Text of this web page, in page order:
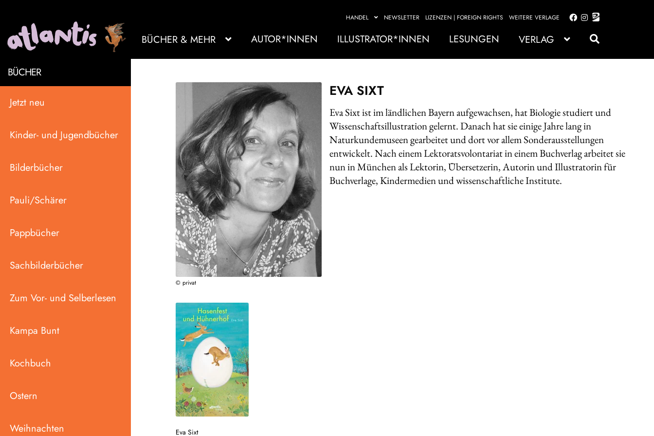
HANDEL NEWSLETTER LIZENZEN | FOREIGN RIGHTS WEITERE VERLAGE
Zur
springen
Zum
springen
BÜCHER & MEHR AUTOR*INNEN ILLUSTRATOR*INNEN LESUNGEN VERLAG
BÜCHER
Jetzt neu
Kinder- und Jugendbücher
Bilderbücher
Pauli/Schärer
Pappbücher
Sachbilderbücher
Zum Vor- und Selberlesen
Kampa Bunt
Kochbuch
Ostern
Weihnachten
© privat
EVA SIXT
Eva Sixt ist im ländlichen Bayern aufgewachsen, hat Biologie studiert und
Wissenschaftsillustration gelernt. Danach hat sie einige Jahre lang in
Naturkundemuseen gearbeitet und dort vor allem Sonderausstellungen
entwickelt. Nach einem Lektoratsvolontariat in einem Buchverlag arbeitet sie
nun in München als Lektorin, Übersetzerin, Autorin und Illustratorin für
Buchverlage, Kindermedien und wissenschaftliche Institute.
Eva Sixt